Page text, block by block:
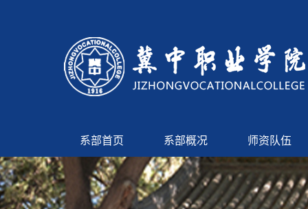
系部首页 系部概况 师资队伍
首页轮播图 论坛